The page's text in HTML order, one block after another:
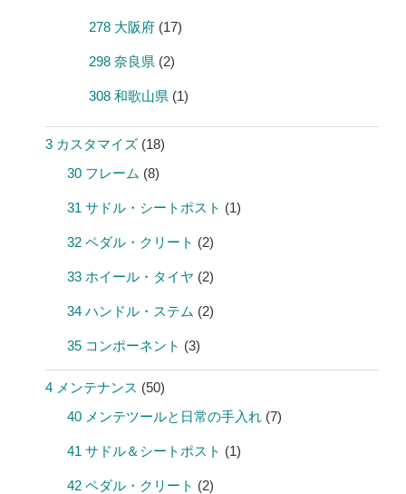
278 大阪府 (17)
298 奈良県 (2)
308 和歌山県 (1)
3 カスタマイズ (18)
30 フレーム (8)
31 サドル・シートポスト (1)
32 ペダル・クリート (2)
33 ホイール・タイヤ (2)
34 ハンドル・ステム (2)
35 コンポーネント (3)
4 メンテナンス (50)
40 メンテツールと日常の手入れ (7)
41 サドル＆シートポスト (1)
42 ペダル・クリート (2)